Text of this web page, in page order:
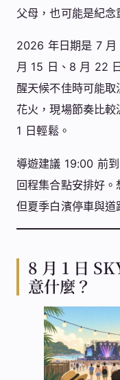
父母，也可能是紀念
2026 年日期是 7
月 15 日、8 月 22
醒天候不佳時可能
花火，現場節奏比
1 日輕鬆。
導遊建議 19:00 前
回程集合點安排好。
但夏季白濱停車與道
8 月 1 日
意什麼？